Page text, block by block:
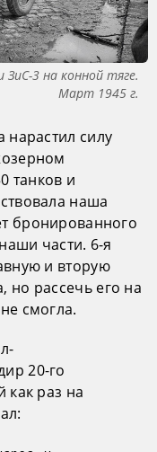
3 на конной тяге.
Март 1945 г.
нарастил силу
танков и
наша
бронированного
части. 6-я
и вторую
рассечь его на
смогла.
20-го
как раз на